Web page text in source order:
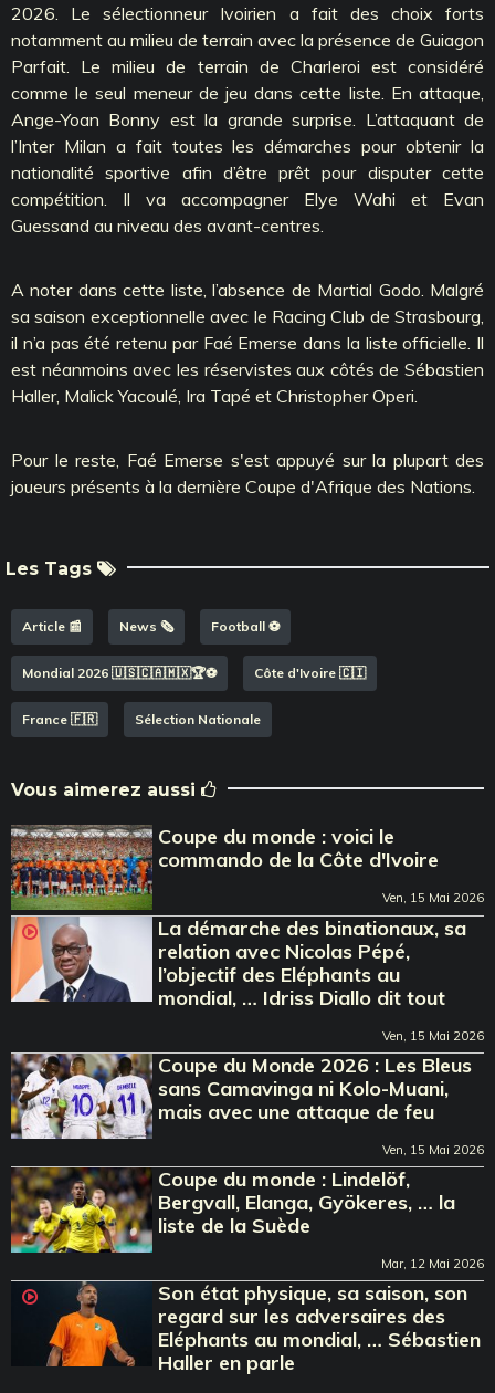
2026. Le sélectionneur Ivoirien a fait des choix forts
notamment au milieu de terrain avec la présence de Guiagon
Parfait. Le milieu de terrain de Charleroi est considéré
comme le seul meneur de jeu dans cette liste. En attaque,
Ange-Yoan Bonny est la grande surprise. L’attaquant de
l’Inter Milan a fait toutes les démarches pour obtenir la
nationalité sportive afin d’être prêt pour disputer cette
compétition. Il va accompagner Elye Wahi et Evan
Guessand au niveau des avant-centres.
A noter dans cette liste, l’absence de Martial Godo. Malgré
sa saison exceptionnelle avec le Racing Club de Strasbourg,
il n’a pas été retenu par Faé Emerse dans la liste officielle. Il
est néanmoins avec les réservistes aux côtés de Sébastien
Haller, Malick Yacoulé, Ira Tapé et Christopher Operi.
Pour le reste, Faé Emerse s'est appuyé sur la plupart des
joueurs présents à la dernière Coupe d'Afrique des Nations.
Les Tags
Article 📰 News 🗞️ Football ⚽️
Mondial 2026 🇺🇸🇨🇦🇲🇽🏆⚽️ Côte d'Ivoire 🇨🇮
France 🇫🇷 Sélection Nationale
Vous aimerez aussi
Coupe du monde : voici le
commando de la Côte d'Ivoire
Ven, 15 Mai 2026
La démarche des binationaux, sa
relation avec Nicolas Pépé,
l’objectif des Eléphants au
mondial, … Idriss Diallo dit tout
Ven, 15 Mai 2026
Coupe du Monde 2026 : Les Bleus
sans Camavinga ni Kolo-Muani,
mais avec une attaque de feu
Ven, 15 Mai 2026
Coupe du monde : Lindelöf,
Bergvall, Elanga, Gyökeres, … la
liste de la Suède
Mar, 12 Mai 2026
Son état physique, sa saison, son
regard sur les adversaires des
Eléphants au mondial, … Sébastien
Haller en parle